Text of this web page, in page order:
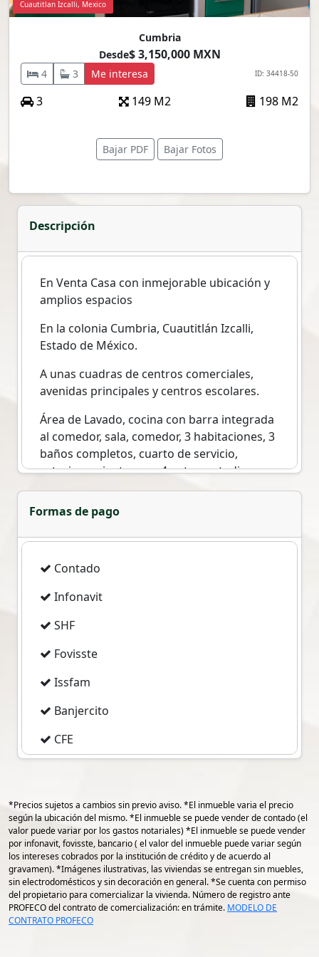
Cuautitlan Izcalli, Mexico
Cumbria
Desde$ 3,150,000 MXN
4 3 Me interesa ID: 34418-50
3 149 M2 198 M2
Bajar PDF Bajar Fotos
Descripción
En Venta Casa con inmejorable ubicación y
amplios espacios
En la colonia Cumbria, Cuautitlán Izcalli,
Estado de México.
A unas cuadras de centros comerciales,
avenidas principales y centros escolares.
Área de Lavado, cocina con barra integrada
al comedor, sala, comedor, 3 habitaciones, 3
baños completos, cuarto de servicio,
estacionamiento para 4 autos, estudio con
closet, sala de Tv, habitación con closet para
blancos, cisterna, gas natural y LP.
Terreno 149m2
Construcción 198m2
Se aceptan créditos hipotecarios
nosotros te ayudamos a tramitar el que
Nota El precio puede cambiar en cualquier
el crédito hipotecario, son adicionales al
valor de la propiedad y, serán pagadas por
Formas de pago
Contado
Infonavit
SHF
Fovisste
Issfam
Banjercito
CFE
gps 19.194895620982916
gps -96.13871785552753
*Precios sujetos a cambios sin previo aviso. *El inmueble varia el precio
según la ubicación del mismo. *El inmueble se puede vender de contado (el
valor puede variar por los gastos notariales) *El inmueble se puede vender
por infonavit, fovisste, bancario ( el valor del inmueble puede variar según
los intereses cobrados por la institución de crédito y de acuerdo al
gravamen). *Imágenes ilustrativas, las viviendas se entregan sin muebles,
sin electrodomésticos y sin decoración en general. *Se cuenta con permiso
del propietario para comercializar la vivienda. Número de registro ante
PROFECO del contrato de comercialización: en trámite. MODELO DE
CONTRATO PROFECO